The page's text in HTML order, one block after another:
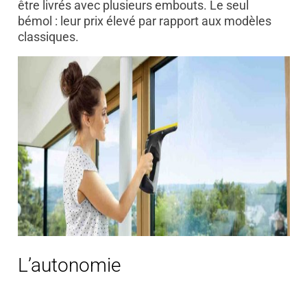
être livrés avec plusieurs embouts. Le seul
bémol : leur prix élevé par rapport aux modèles
classiques.
L’autonomie